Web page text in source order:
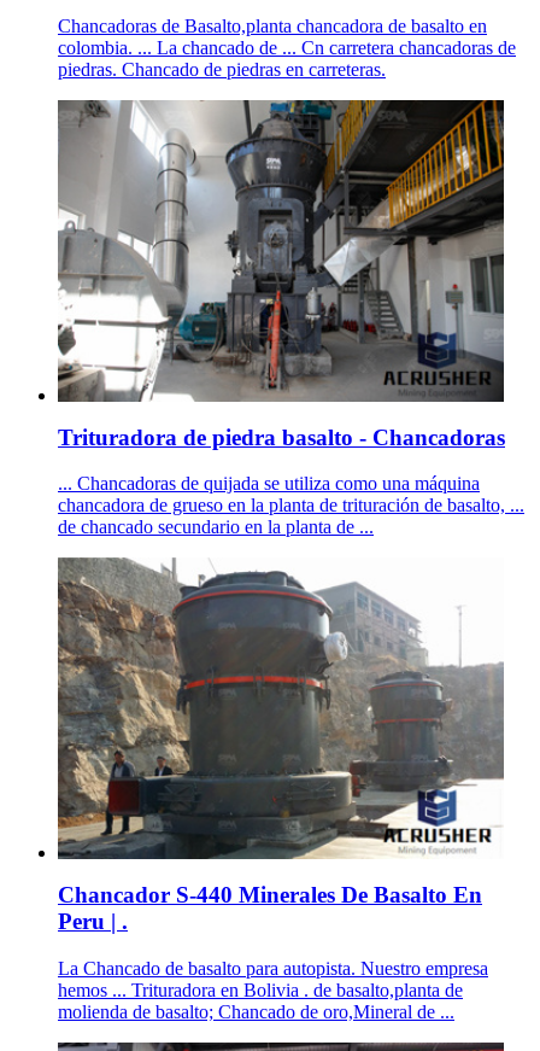
Chancadoras de Basalto,planta chancadora de basalto en
colombia. ... La chancado de ... Cn carretera chancadoras de
piedras. Chancado de piedras en carreteras.
Trituradora de piedra basalto - Chancadoras
... Chancadoras de quijada se utiliza como una máquina
chancadora de grueso en la planta de trituración de basalto, ...
de chancado secundario en la planta de ...
Chancador S-440 Minerales De Basalto En
Peru | .
La Chancado de basalto para autopista. Nuestro empresa
hemos ... Trituradora en Bolivia . de basalto,planta de
molienda de basalto; Chancado de oro,Mineral de ...